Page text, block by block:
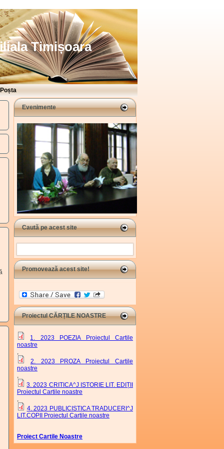
Timișoara
Poșta
Evenimente
Caută pe acest site
Search
Promovează acest site!
Proiectul CĂRȚILE NOASTRE
1. 2023 POEZIA Proiectul Cartile
noastre
,
2. 2023 PROZA Proiectul Cartile
noastre
,
3. 2023 CRITICA^J ISTORIE LIT. EDIȚII
Proiectul Cartile noastre
,
4. 2023 PUBLICISTICA TRADUCERI^J
LIT.COPII Proiectul Cartile noastre
Proiect Cartile Noastre